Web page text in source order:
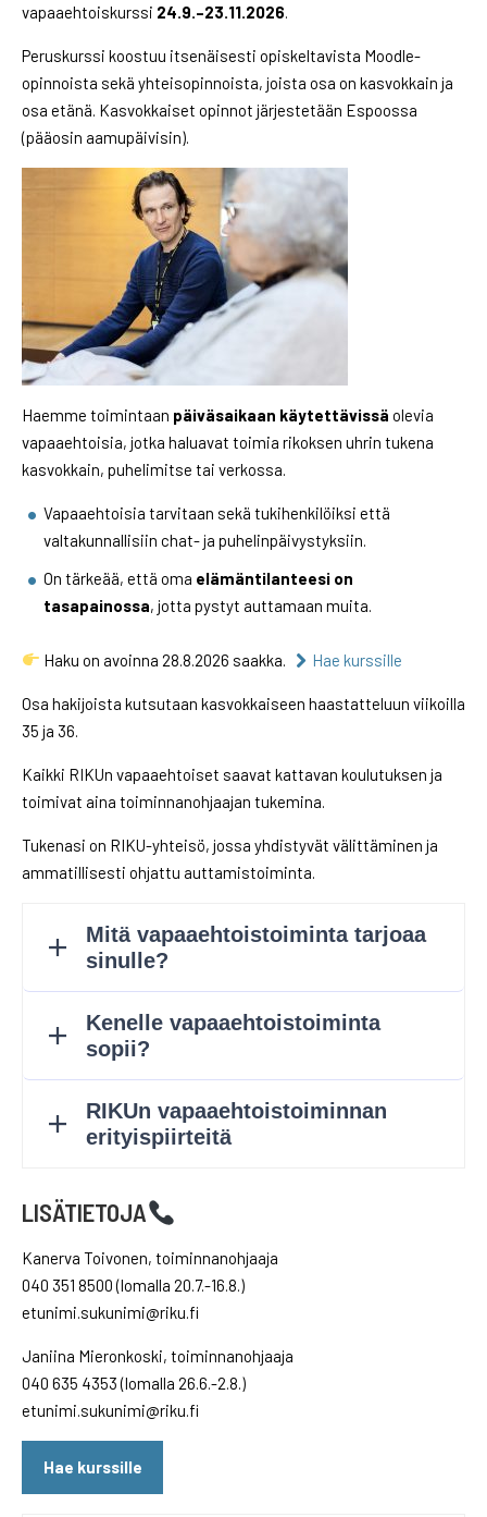
vapaaehtoiskurssi 24.9.–23.11.2026.
Peruskurssi koostuu itsenäisesti opiskeltavista Moodle-
opinnoista sekä yhteisopinnoista, joista osa on kasvokkain ja
osa etänä. Kasvokkaiset opinnot järjestetään Espoossa
(pääosin aamupäivisin).
Haemme toimintaan päiväsaikaan käytettävissä olevia
vapaaehtoisia, jotka haluavat toimia rikoksen uhrin tukena
kasvokkain, puhelimitse tai verkossa.
Vapaaehtoisia tarvitaan sekä tukihenkilöiksi että
valtakunnallisiin chat- ja puhelinpäivystyksiin.
On tärkeää, että oma elämäntilanteesi on
tasapainossa, jotta pystyt auttamaan muita.
Haku on avoinna 28.8.2026 saakka. Hae kurssille
Osa hakijoista kutsutaan kasvokkaiseen haastatteluun viikoilla
35 ja 36.
Kaikki RIKUn vapaaehtoiset saavat kattavan koulutuksen ja
toimivat aina toiminnanohjaajan tukemina.
Tukenasi on RIKU-yhteisö, jossa yhdistyvät välittäminen ja
ammatillisesti ohjattu auttamistoiminta.
LISÄTIETOJA
Kanerva Toivonen, toiminnanohjaaja
040 351 8500 (lomalla 20.7.-16.8.)
etunimi.sukunimi@riku.fi
Janiina Mieronkoski, toiminnanohjaaja
040 635 4353 (lomalla 26.6.-2.8.)
etunimi.sukunimi@riku.fi
Hae kurssille